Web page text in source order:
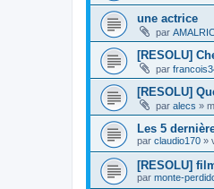
une actrice
par
[RESOLU]
par
[RESOLU]
par alecs »
Les 5
par claudio170 »
[RESOLU]
par monte-